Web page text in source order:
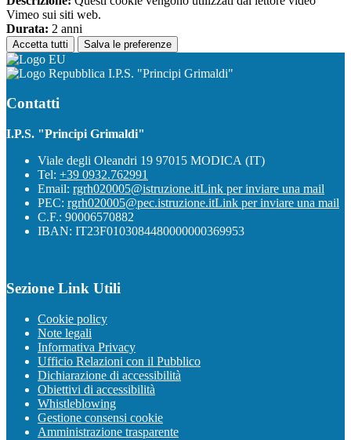
Vimeo sui siti web.
Durata: 2 anni
Accetta tutti Salva le preferenze
I.P.S. "Principi Grimaldi"
Contatti
I.P.S. "Principi Grimaldi"
Viale degli Oleandri 19 97015 MODICA (IT)
Tel: +39 0932.762991
Email: rgrh020005@istruzione.itLink per inviare una mail
PEC: rgrh020005@pec.istruzione.itLink per inviare una mail
C.F.: 90006570882
IBAN: IT23F0103084480000000369953
Sezione Link Utili
Cookie policy
Note legali
Informativa Privacy
Ufficio Relazioni con il Pubblico
Dichiarazione di accessibilità
Obiettivi di accessibilità
Whistleblowing
Gestione consensi cookie
Amministrazione trasparente